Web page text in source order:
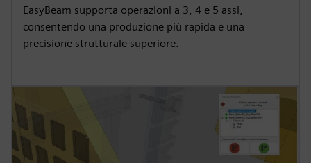
EasyBeam supporta operazioni a 3, 4 e 5 assi,
consentendo una produzione più rapida e una
precisione strutturale superiore.